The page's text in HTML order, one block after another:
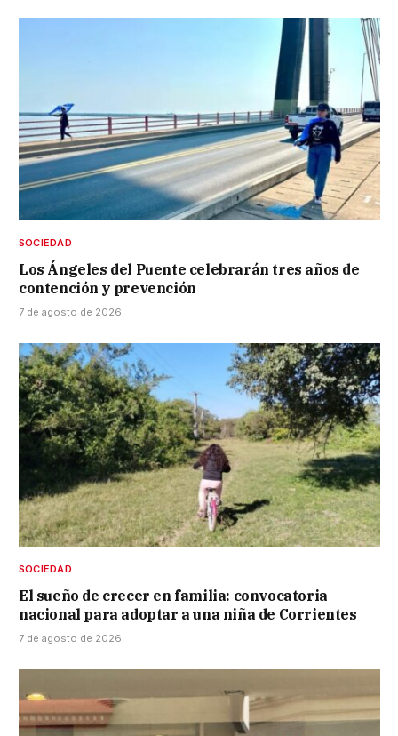
SOCIEDAD
Los Ángeles del Puente celebrarán tres años de
contención y prevención
7 de agosto de 2026
SOCIEDAD
El sueño de crecer en familia: convocatoria
nacional para adoptar a una niña de Corrientes
7 de agosto de 2026